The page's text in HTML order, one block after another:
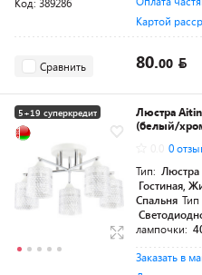
Картой
Сравнить 80.00
5+19 суперкредит
Люстра
(белый/
0
Тип: Люстра
Гостиная,
Спальня Тип
лампочки:
Заказать в